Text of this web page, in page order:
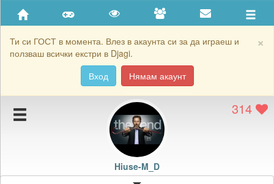
×
Ти си ГОСТ в момента. Влез в акаунта си за да играеш и
ползваш всички екстри в Djagi.
Вход
Нямам акаунт
Приятели
Хронология на игри
Подаръците на Hiuse-M_D
Картичките на Hiuse-M_D
314
Hiuse-M_D